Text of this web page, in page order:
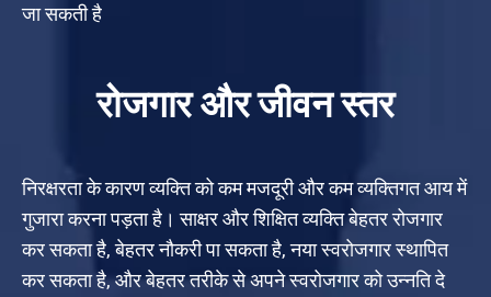
जा सकती है
रोजगार और जीवन स्तर
निरक्षरता के कारण व्यक्ति को कम मजदूरी और कम व्यक्तिगत आय में
गुजारा करना पड़ता है। साक्षर और शिक्षित व्यक्ति बेहतर रोजगार
कर सकता है, बेहतर नौकरी पा सकता है, नया स्वरोजगार स्थापित
कर सकता है, और बेहतर तरीके से अपने स्वरोजगार को उन्नति दे